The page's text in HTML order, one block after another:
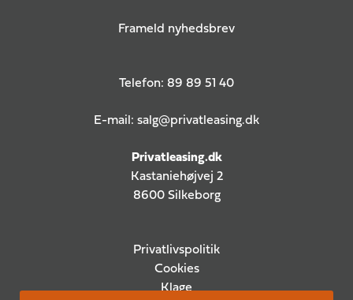
Frameld nyhedsbrev
Telefon: 89 89 51 40
E-mail: salg@privatleasing.dk
Privatleasing.dk
Kastaniehøjvej 2
8600 Silkeborg
Privatlivspolitik
Cookies
Klage